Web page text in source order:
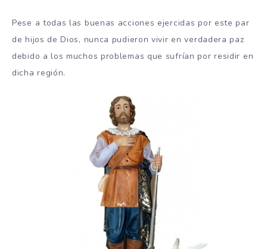
Pese a todas las buenas acciones ejercidas por este par
de hijos de Dios, nunca pudieron vivir en verdadera paz
debido a los muchos problemas que sufrían por residir en
dicha región.